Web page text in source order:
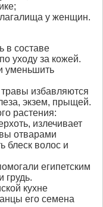
у женщин.
в составе
уходу за кожей.
уменьшить
избавляются
экзем, прыщей.
растения:
излечивает
отварами
блеск волос и
египетским
грудь.
кухне
его семена